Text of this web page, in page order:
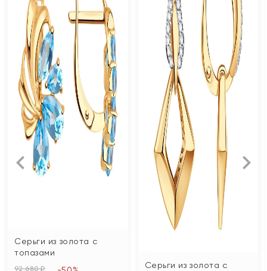
Серьги из золота с
топазами
92 680 ₽ Серьги из золота с